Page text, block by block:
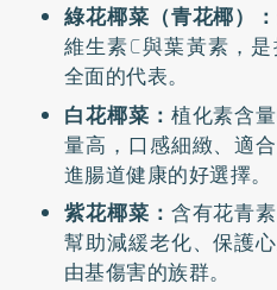
綠花椰菜（青花椰）：
維生素C與葉黃素，
全面的代表。
白花椰菜： 植化素含
量高，口感細緻、適
進腸道健康的好選擇。
紫花椰菜： 含有花青
幫助減緩老化、保護
由基傷害的族群。